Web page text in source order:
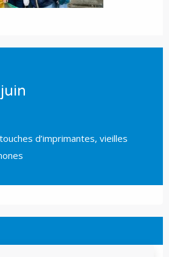
d’imprimantes, vieilles